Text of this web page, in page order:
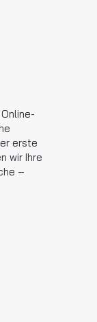
erste
wir Ihre
–